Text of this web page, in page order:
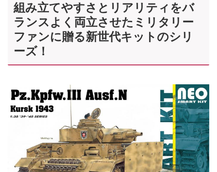
組み立てやすさとリアリティをバ
ランスよく両立させたミリタリー
ファンに贈る新世代キットのシリ
ーズ！